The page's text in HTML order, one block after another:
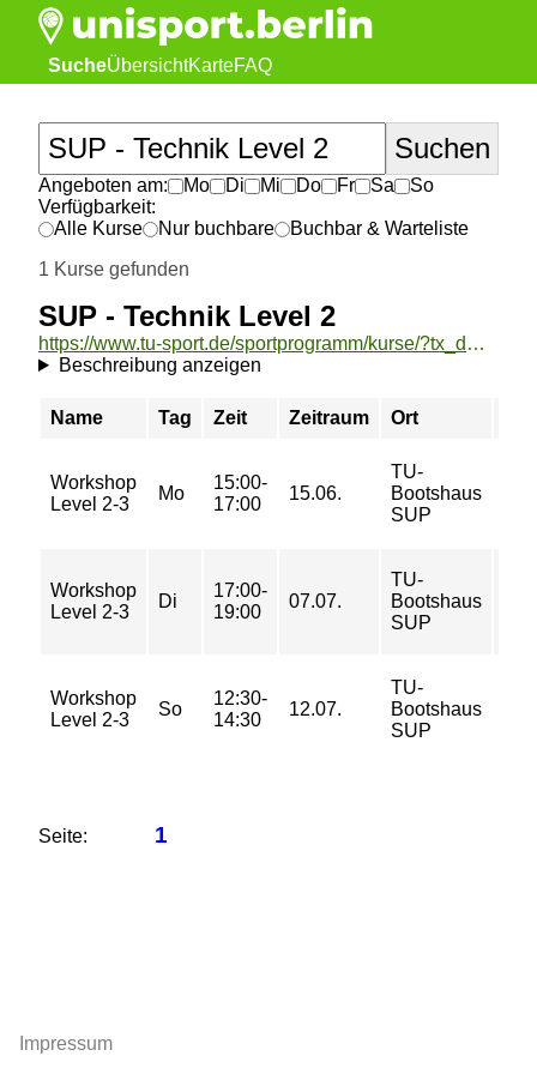
SucheÜbersichtKarteFAQ
Angeboten am: Mo Di Mi Do Fr Sa
So
Verfügbarkeit:
Alle Kurse
Nur buchbare
Buchbar & Warteliste
1 Kurse gefunden
SUP - Technik Level 2
https://www.tu-sport.de/sportprogramm/kurse/?tx_dwzeh_courses%5Baction%5D=show&tx_dwzeh_courses%5BsportsDescription%5D=1631&cHash=5d576a5300d7a7372d8d3d8cff2aa2d2
Beschreibung anzeigen
Name Tag Zeit Zeitraum Ort
Workshop
Level 2-3
Mo
15:00-
17:00
15.06.
TU-
Bootshaus
SUP
Workshop
Level 2-3
Di
17:00-
19:00
07.07.
TU-
Bootshaus
SUP
Workshop
Level 2-3
So
12:30-
14:30
12.07.
TU-
Bootshaus
SUP
Seite: 1
Impressum